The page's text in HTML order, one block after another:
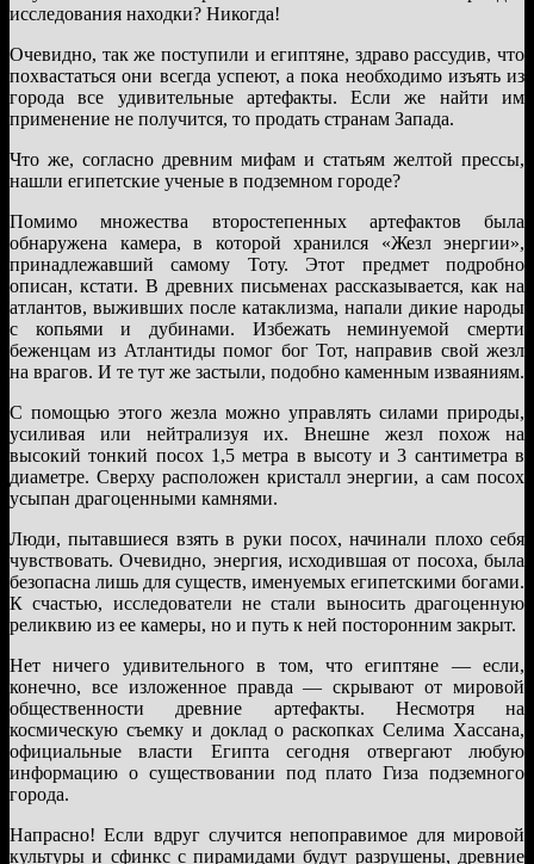
исследования находки? Никогда!
Очевидно, так же поступили и египтяне, здраво рассудив, что
похвастаться они всегда успеют, а пока необходимо изъять из
города все удивительные артефакты. Если же найти им
применение не получится, то продать странам Запада.
Что же, согласно древним мифам и статьям желтой прессы,
нашли египетские ученые в подземном городе?
Помимо множества второстепенных артефактов была
обнаружена камера, в которой хранился «Жезл энергии»,
принадлежавший самому Тоту. Этот предмет подробно
описан, кстати. В древних письменах рассказывается, как на
атлантов, выживших после катаклизма, напали дикие народы
с копьями и дубинами. Избежать неминуемой смерти
беженцам из Атлантиды помог бог Тот, направив свой жезл
на врагов. И те тут же застыли, подобно каменным изваяниям.
С помощью этого жезла можно управлять силами природы,
усиливая или нейтрализуя их. Внешне жезл похож на
высокий тонкий посох 1,5 метра в высоту и 3 сантиметра в
диаметре. Сверху расположен кристалл энергии, а сам посох
усыпан драгоценными камнями.
Люди, пытавшиеся взять в руки посох, начинали плохо себя
чувствовать. Очевидно, энергия, исходившая от посоха, была
безопасна лишь для существ, именуемых египетскими богами.
К счастью, исследователи не стали выносить драгоценную
реликвию из ее камеры, но и путь к ней посторонним закрыт.
Нет ничего удивительного в том, что египтяне — если,
конечно, все изложенное правда — скрывают от мировой
общественности древние артефакты. Несмотря на
космическую съемку и доклад о раскопках Селима Хассана,
официальные власти Египта сегодня отвергают любую
информацию о существовании под плато Гиза подземного
города.
Напрасно! Если вдруг случится непоправимое для мировой
культуры и сфинкс с пирамидами будут разрушены, древние